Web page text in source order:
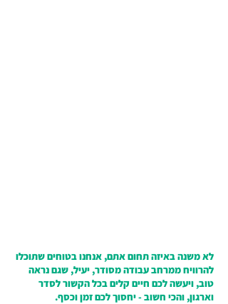
לא משנה באיזה תחום אתם, אנחנו בטוחים שתוכלו
להרוויח ממרחב עבודה מסודר, יעיל, שגם נראה
טוב, ויעשה לכם חיים קלים בכל הקשור לסדר
וארגון, והכי חשוב - יחסוך לכם זמן וכסף.